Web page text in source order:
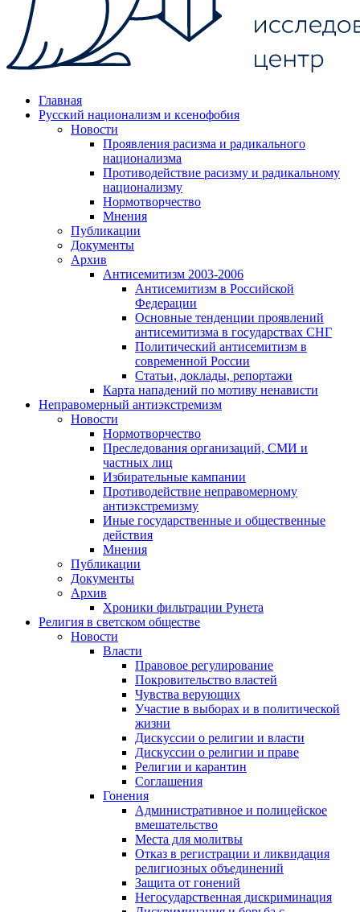
Главная
Русский национализм и ксенофобия
Новости
Проявления расизма и радикального
национализма
Противодействие расизму и радикальному
национализму
Нормотворчество
Мнения
Публикации
Документы
Архив
Антисемитизм 2003-2006
Антисемитизм в Российской
Федерации
Основные тенденции проявлений
антисемитизма в государствах СНГ
Политический антисемитизм в
современной России
Статьи, доклады, репортажи
Карта нападений по мотиву ненависти
Неправомерный антиэкстремизм
Новости
Нормотворчество
Преследования организаций, СМИ и
частных лиц
Избирательные кампании
Противодействие неправомерному
антиэкстремизму
Иные государственные и общественные
действия
Мнения
Публикации
Документы
Архив
Хроники фильтрации Рунета
Религия в светском обществе
Новости
Власти
Правовое регулирование
Покровительство властей
Чувства верующих
Участие в выборах и в политической
жизни
Дискуссии о религии и власти
Дискуссии о религии и праве
Религии и карантин
Соглашения
Гонения
Административное и полицейское
вмешательство
Места для молитвы
Отказ в регистрации и ликвидация
религиозных объединений
Защита от гонений
Негосударственная дискриминация